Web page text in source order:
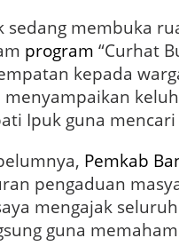
sedang membuka
program “Curhat
kepada
menyampaikan
Ipuk guna
Pemkab
pengaduan
mengajak
guna